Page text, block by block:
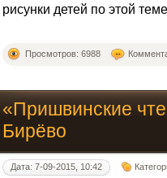
рисунки детей по этой
Просмотров: 6988
«Пришвинские
Бирёво
Дата: 7-09-2015, 10:42